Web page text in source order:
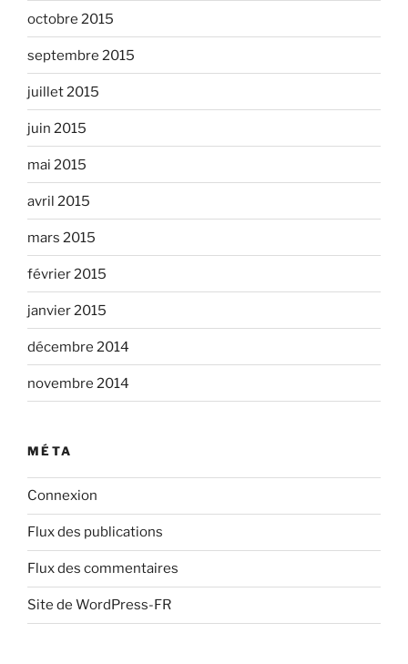
octobre 2015
septembre 2015
juillet 2015
juin 2015
mai 2015
avril 2015
mars 2015
février 2015
janvier 2015
décembre 2014
novembre 2014
MÉTA
Connexion
Flux des publications
Flux des commentaires
Site de WordPress-FR